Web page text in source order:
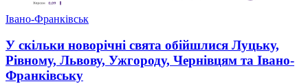
Івано-Франківськ
У скільки новорічні свята обійшлися Луцьку,
Рівному, Львову, Ужгороду, Чернівцям та Івано-
Франківську